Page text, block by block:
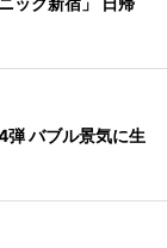
弾 バブル景気に生